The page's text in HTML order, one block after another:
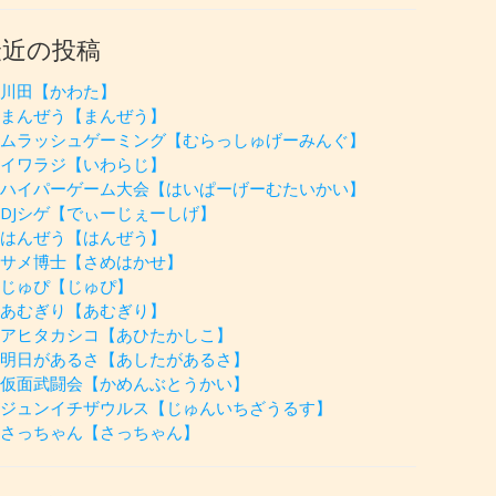
の投稿
川田【かわた】
まんぜう【まんぜう】
ムラッシュゲーミング【むらっしゅげーみんぐ】
イワラジ【いわらじ】
ハイパーゲーム大会【はいぱーげーむたいかい】
DJシゲ【でぃーじぇーしげ】
はんぜう【はんぜう】
サメ博士【さめはかせ】
じゅぴ【じゅぴ】
あむぎり【あむぎり】
アヒタカシコ【あひたかしこ】
明日があるさ【あしたがあるさ】
仮面武闘会【かめんぶとうかい】
ジュンイチザウルス【じゅんいちざうるす】
さっちゃん【さっちゃん】